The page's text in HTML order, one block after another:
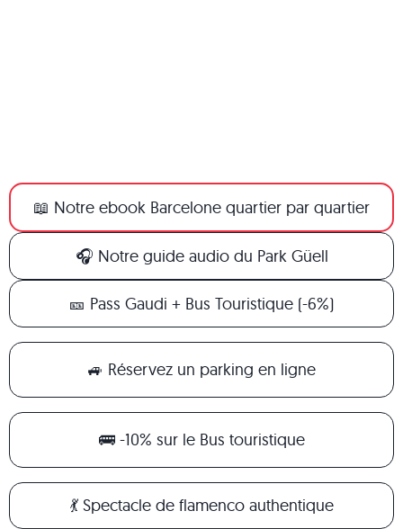
📖 Notre ebook Barcelone quartier par quartier
🎧 Notre guide audio du Park Güell
🎫 Pass Gaudi + Bus Touristique (-6%)
🚙 Réservez un parking en ligne
🚌 -10% sur le Bus touristique
💃 Spectacle de flamenco authentique